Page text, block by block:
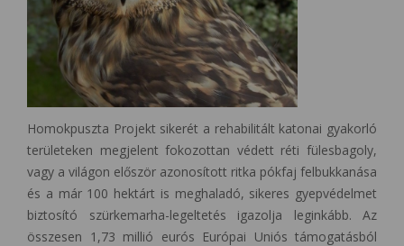
Homokpuszta Projekt sikerét a rehabilitált katonai gyakorló
területeken megjelent fokozottan védett réti fülesbagoly,
vagy a világon először azonosított ritka pókfaj felbukkanása
és a már 100 hektárt is meghaladó, sikeres gyepvédelmet
biztosító szürkemarha-legeltetés igazolja leginkább. Az
összesen 1,73 millió eurós Európai Uniós támogatásból